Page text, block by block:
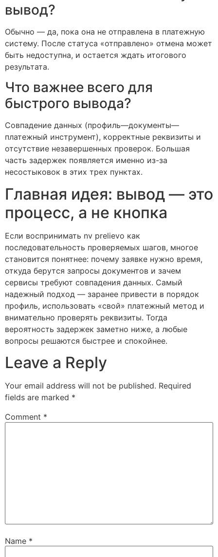
вывод?
Обычно — да, пока она не отправлена в платежную
систему. После статуса «отправлено» отмена может
быть недоступна, и остается ждать итогового
результата.
Что важнее всего для
быстрого вывода?
Совпадение данных (профиль—документы—
платежный инструмент), корректные реквизиты и
отсутствие незавершенных проверок. Большая
часть задержек появляется именно из-за
несостыковок в этих трех пунктах.
Главная идея: вывод — это
процесс, а не кнопка
Если воспринимать nv prelievo как
последовательность проверяемых шагов, многое
становится понятнее: почему заявке нужно время,
откуда берутся запросы документов и зачем
сервисы требуют совпадения данных. Самый
надежный подход — заранее привести в порядок
профиль, использовать «свой» платежный метод и
внимательно проверять реквизиты. Тогда
вероятность задержек заметно ниже, а любые
вопросы решаются быстрее и спокойнее.
Leave a Reply
Your email address will not be published. Required
fields are marked *
Comment *
Name *